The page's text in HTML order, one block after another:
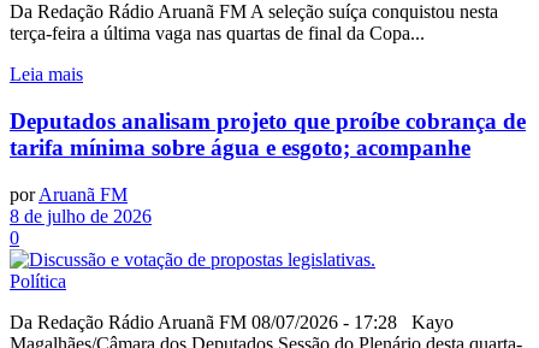
Da Redação Rádio Aruanã FM A seleção suíça conquistou nesta
terça-feira a última vaga nas quartas de final da Copa...
Leia mais
Deputados analisam projeto que proíbe cobrança de
tarifa mínima sobre água e esgoto; acompanhe
por Aruanã FM
8 de julho de 2026
0
Política
Da Redação Rádio Aruanã FM 08/07/2026 - 17:28 Kayo
Magalhães/Câmara dos Deputados Sessão do Plenário desta quarta-